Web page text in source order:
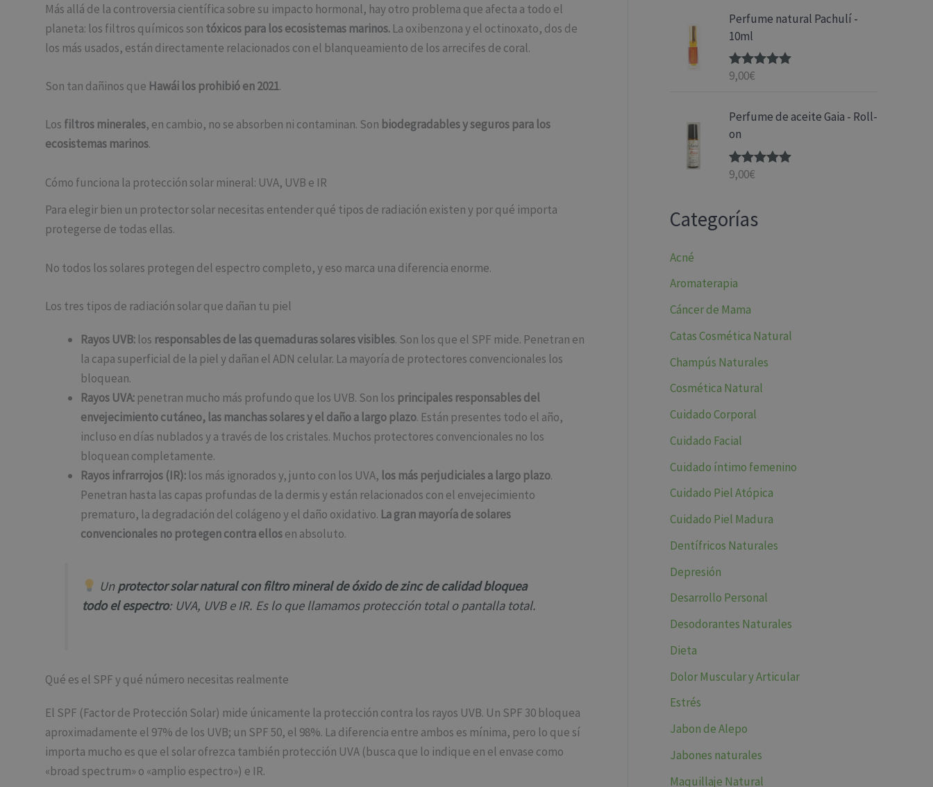
Más allá de la controversia científica sobre su impacto hormonal, hay otro problema que afecta a todo el
planeta: los filtros químicos son tóxicos para los ecosistemas marinos.La oxibenzona y el octinoxato, dos de
los más usados, están directamente relacionados con el blanqueamiento de los arrecifes de coral.
Son tan dañinos que Hawái los prohibió en 2021.
Los filtros minerales, en cambio, no se absorben ni contaminan. Son biodegradables y seguros para los
ecosistemas marinos.
Cómo funciona la protección solar mineral: UVA, UVB e IR
Para elegir bien un protector solar necesitas entender qué tipos de radiación existen y por qué importa
protegerse de todas ellas.
No todos los solares protegen del espectro completo, y eso marca una diferencia enorme.
Los tres tipos de radiación solar que dañan tu piel
Rayos UVB:los responsables de las quemaduras solares visibles. Son los que el SPF mide. Penetran en
la capa superficial de la piel y dañan el ADN celular. La mayoría de protectores convencionales los
bloquean.
Rayos UVA:penetran mucho más profundo que los UVB. Son los principales responsables del
envejecimiento cutáneo, las manchas solares y el daño a largo plazo. Están presentes todo el año,
incluso en días nublados y a través de los cristales. Muchos protectores convencionales no los
bloquean completamente.
Rayos infrarrojos (IR):los más ignorados y, junto con los UVA, los más perjudiciales a largo plazo.
Penetran hasta las capas profundas de la dermis y están relacionados con el envejecimiento
prematuro, la degradación del colágeno y el daño oxidativo. La gran mayoría de solares
convencionales no protegen contra ellosen absoluto.
Unprotector solar natural con filtro mineral de óxido de zinc de calidad bloquea
todo el espectro: UVA, UVB e IR. Es lo que llamamos protección total o pantalla total.
Qué es el SPF y qué número necesitas realmente
El SPF (Factor de Protección Solar) mide únicamente la protección contra los rayos UVB. Un SPF 30 bloquea
aproximadamente el 97% de los UVB; un SPF 50, el 98%. La diferencia entre ambos es mínima, pero lo que sí
importa mucho es que el solar ofrezca también protección UVA (busca que lo indique en el envase como
«broad spectrum» o «amplio espectro») e IR.
Perfume natural Pachulí -
10ml
Valorado
9,00€
Perfume de aceite Gaia - Roll-
on
Valorado
9,00€
Categorías
Acné
Aromaterapia
Cáncer de Mama
Catas Cosmética Natural
Champús Naturales
Cosmética Natural
Cuidado Corporal
Cuidado Facial
Cuidado íntimo femenino
Cuidado Piel Atópica
Cuidado Piel Madura
Dentífricos Naturales
Depresión
Desarrollo Personal
Desodorantes Naturales
Dieta
Dolor Muscular y Articular
Estrés
Jabon de Alepo
Jabones naturales
Maquillaje Natural